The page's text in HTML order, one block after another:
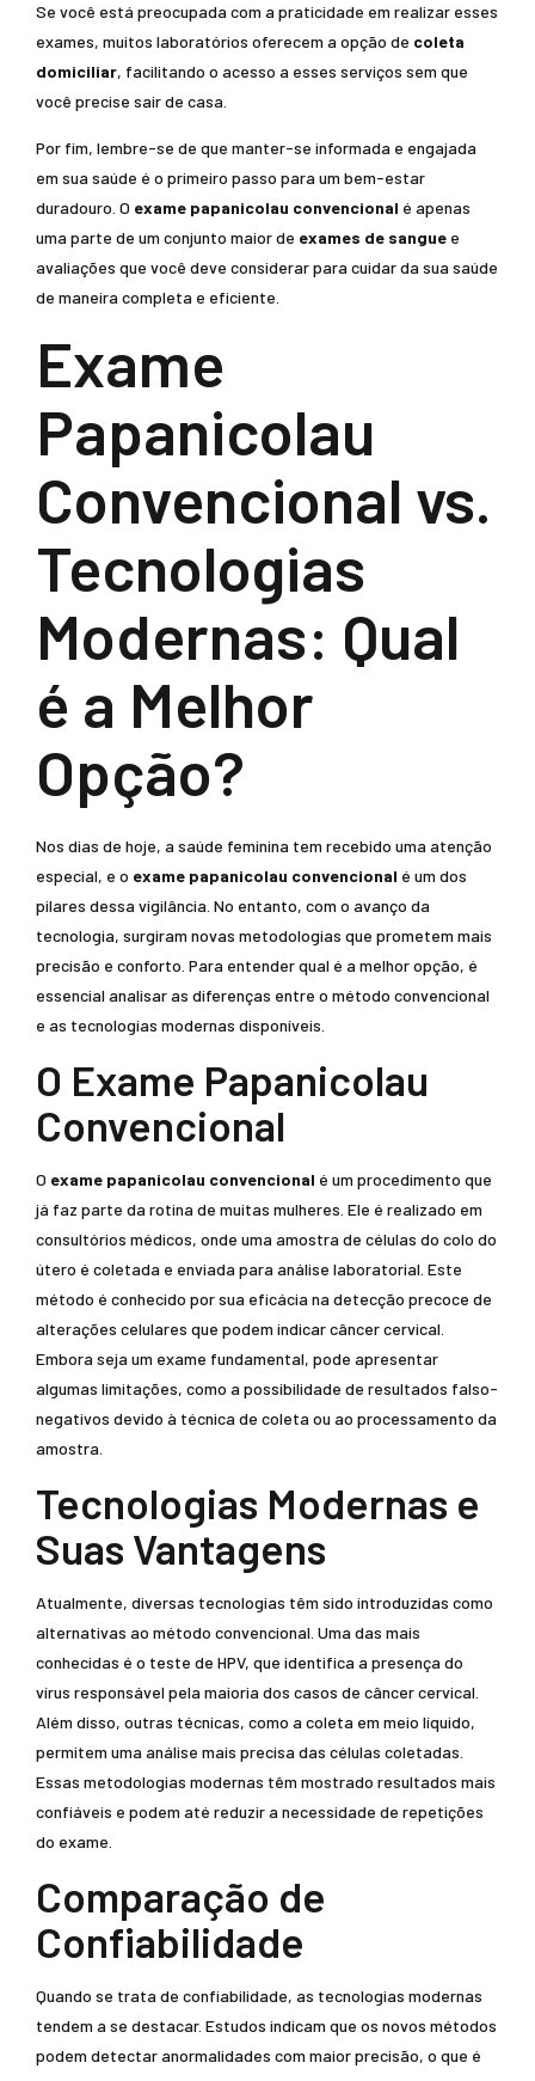
Se você está preocupada com a praticidade em realizar esses
exames, muitos laboratórios oferecem a opção de coleta
domiciliar, facilitando o acesso a esses serviços sem que
você precise sair de casa.
Por fim, lembre-se de que manter-se informada e engajada
em sua saúde é o primeiro passo para um bem-estar
duradouro. O exame papanicolau convencional é apenas
uma parte de um conjunto maior de exames de sangue e
avaliações que você deve considerar para cuidar da sua saúde
de maneira completa e eficiente.
Exame
Papanicolau
Convencional vs.
Tecnologias
Modernas: Qual
é a Melhor
Opção?
Nos dias de hoje, a saúde feminina tem recebido uma atenção
especial, e o exame papanicolau convencional é um dos
pilares dessa vigilância. No entanto, com o avanço da
tecnologia, surgiram novas metodologias que prometem mais
precisão e conforto. Para entender qual é a melhor opção, é
essencial analisar as diferenças entre o método convencional
e as tecnologias modernas disponíveis.
O Exame Papanicolau
Convencional
O exame papanicolau convencional é um procedimento que
já faz parte da rotina de muitas mulheres. Ele é realizado em
consultórios médicos, onde uma amostra de células do colo do
útero é coletada e enviada para análise laboratorial. Este
método é conhecido por sua eficácia na detecção precoce de
alterações celulares que podem indicar câncer cervical.
Embora seja um exame fundamental, pode apresentar
algumas limitações, como a possibilidade de resultados falso-
negativos devido à técnica de coleta ou ao processamento da
amostra.
Tecnologias Modernas e
Suas Vantagens
Atualmente, diversas tecnologias têm sido introduzidas como
alternativas ao método convencional. Uma das mais
conhecidas é o teste de HPV, que identifica a presença do
vírus responsável pela maioria dos casos de câncer cervical.
Além disso, outras técnicas, como a coleta em meio líquido,
permitem uma análise mais precisa das células coletadas.
Essas metodologias modernas têm mostrado resultados mais
confiáveis e podem até reduzir a necessidade de repetições
do exame.
Comparação de
Confiabilidade
Quando se trata de confiabilidade, as tecnologias modernas
tendem a se destacar. Estudos indicam que os novos métodos
podem detectar anormalidades com maior precisão, o que é